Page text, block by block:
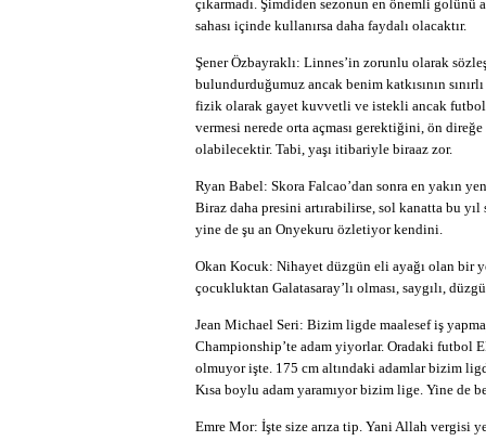
çıkarmadı. Şimdiden sezonun en önemli
sahası içinde kullanırsa daha faydalı olacaktır.
Şener Özbayraklı: Linnes’in zorunlu olarak
bulundurduğumuz ancak benim katkısının
fizik olarak gayet kuvvetli ve istekli ancak futbol
vermesi nerede orta açması gerektiğini, ön
olabilecektir. Tabi, yaşı itibariyle biraaz zor.
Ryan Babel: Skora Falcao’dan sonra en yakın
Biraz daha presini artırabilirse, sol kanatta bu
yine de şu an Onyekuru özletiyor kendini.
Okan Kocuk: Nihayet düzgün eli ayağı olan bir
çocukluktan Galatasaray’lı olması, saygılı,
Jean Michael Seri: Bizim ligde maalesef iş
Championship’te adam yiyorlar. Oradaki futbol
olmuyor işte. 175 cm altındaki adamlar bizim
Kısa boylu adam yaramıyor bizim lige. Yine de
Emre Mor: İşte size arıza tip. Yani Allah vergisi